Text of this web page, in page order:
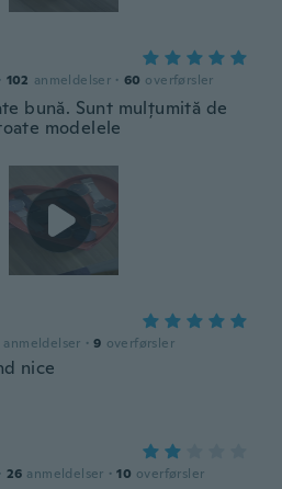
· 102 anmeldelser · 60 overførsler
bună. Sunt mulțumită de
modelele
anmeldelser · 9 overførsler
nice
· 26 anmeldelser · 10 overførsler